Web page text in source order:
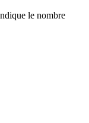
le nombre